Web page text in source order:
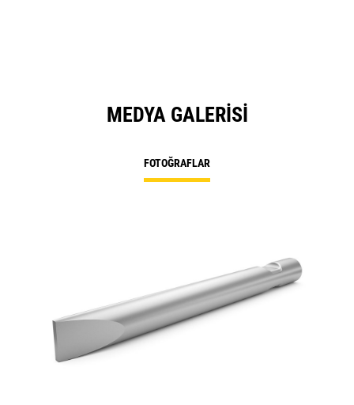
MEDYA GALERISI
FOTOĞRAFLAR